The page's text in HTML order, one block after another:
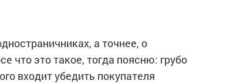
а точнее, о
что это такое, тогда поясню: грубо
входит убедить покупателя